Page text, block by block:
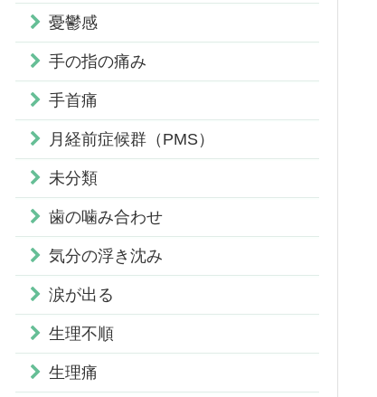
憂鬱感
手の指の痛み
手首痛
月経前症候群（PMS）
未分類
歯の噛み合わせ
気分の浮き沈み
涙が出る
生理不順
生理痛